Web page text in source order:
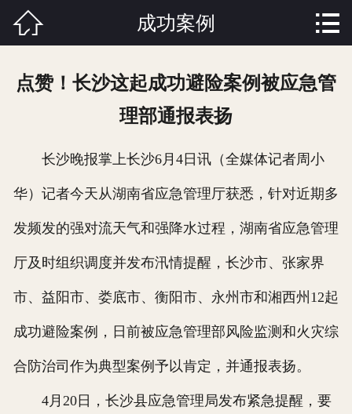
功能介绍
人才招聘
联系我们
在线留言
 成功案例 
点赞！长沙这起成功避险案例被应急管
理部通报表扬
长沙晚报掌上长沙6月4日讯（全媒体记者周小
华）记者今天从湖南省应急管理厅获悉，针对近期多
发频发的强对流天气和强降水过程，湖南省应急管理
厅及时组织调度并发布汛情提醒，长沙市、张家界
市、益阳市、娄底市、衡阳市、永州市和湘西州12起
成功避险案例，日前被应急管理部风险监测和火灾综
合防治司作为典型案例予以肯定，并通报表扬。
4月20日，长沙县应急管理局发布紧急提醒，要